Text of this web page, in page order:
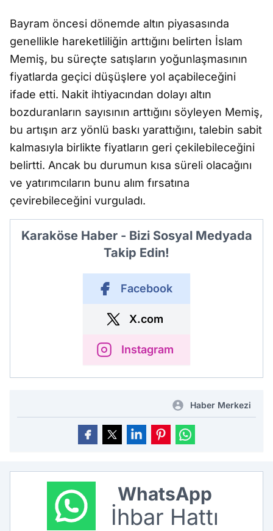
Bayram öncesi dönemde altın piyasasında
genellikle hareketliliğin arttığını belirten İslam
Memiş, bu süreçte satışların yoğunlaşmasının
fiyatlarda geçici düşüşlere yol açabileceğini
ifade etti. Nakit ihtiyacından dolayı altın
bozduranların sayısının arttığını söyleyen Memiş,
bu artışın arz yönlü baskı yarattığını, talebin sabit
kalmasıyla birlikte fiyatların geri çekilebileceğini
belirtti. Ancak bu durumun kısa süreli olacağını
ve yatırımcıların bunu alım fırsatına
çevirebileceğini vurguladı.
Karaköse Haber - Bizi Sosyal Medyada
Takip Edin!
Facebook
X.com
Instagram
Haber Merkezi
WhatsApp
İhbar Hattı